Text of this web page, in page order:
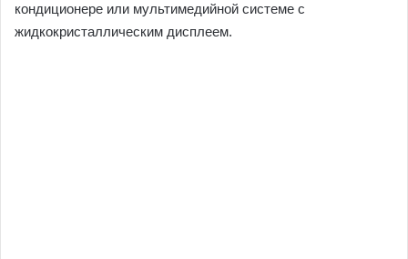
кондиционере или мультимедийной системе с
жидкокристаллическим дисплеем.